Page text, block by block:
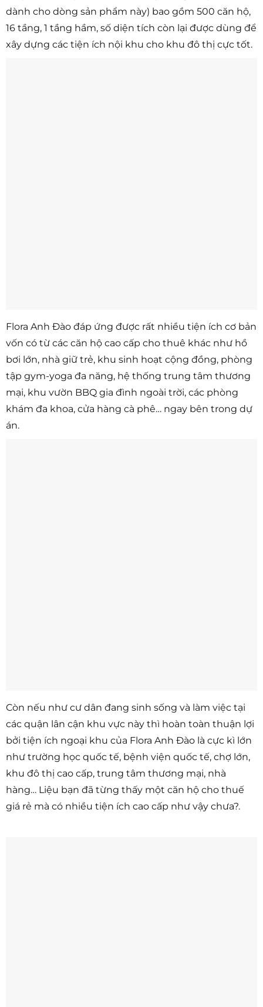
dành cho dòng sản phẩm này) bao gồm 500 căn hộ,
16 tầng, 1 tầng hầm, số diện tích còn lại được dùng để
xây dựng các tiện ích nội khu cho khu đô thị cực tốt.
Flora Anh Đào đáp ứng được rất nhiều tiện ích cơ bản
vốn có từ các căn hộ cao cấp cho thuê khác như hồ
bơi lớn, nhà giữ trẻ, khu sinh hoạt cộng đồng, phòng
tập gym-yoga đa năng, hệ thống trung tâm thương
mại, khu vườn BBQ gia đình ngoài trời, các phòng
khám đa khoa, cửa hàng cà phê… ngay bên trong dự
án.
Còn nếu như cư dân đang sinh sống và làm việc tại
các quận lân cận khu vực này thì hoàn toàn thuận lợi
bởi tiện ích ngoại khu của Flora Anh Đào là cực kì lớn
như trường học quốc tế, bệnh viện quốc tế, chợ lớn,
khu đô thị cao cấp, trung tâm thương mại, nhà
hàng… Liệu bạn đã từng thấy một căn hộ cho thuế
giá rẻ mà có nhiều tiện ích cao cấp như vậy chưa?.